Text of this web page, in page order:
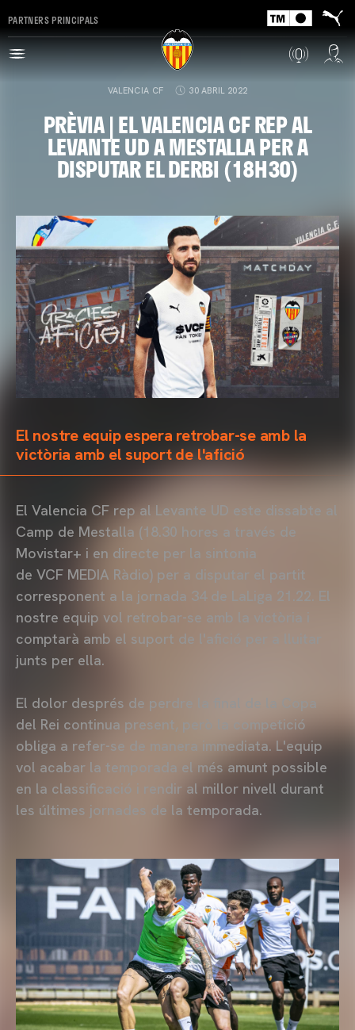
PARTNERS PRINCIPALS
VALENCIA CF 30 ABRIL 2022
PRÈVIA | EL VALENCIA CF REP AL
LEVANTE UD A MESTALLA PER A
DISPUTAR EL DERBI (18H30)
El nostre equip espera retrobar-se amb la
victòria amb el suport de l'afició
El Valencia CF rep al Levante UD este dissabte al
Camp de Mestalla (18.30 hores a través de
Movistar+ i en directe per la sintonia
de VCF MEDIA Ràdio) per a disputar el partit
corresponent a la jornada 34 de LaLiga 21.22. El
nostre equip vol retrobar-se amb la victòria i
comptarà amb el suport de l'afició per a lluitar
junts per ella.
El dolor després de perdre la final de la Copa
del Rei continua present, però la competició
obliga a refer-se de manera immediata. L'equip
vol acabar la temporada el més amunt possible
en la classificació i rendir al millor nivell durant
les últimes jornades de la temporada.